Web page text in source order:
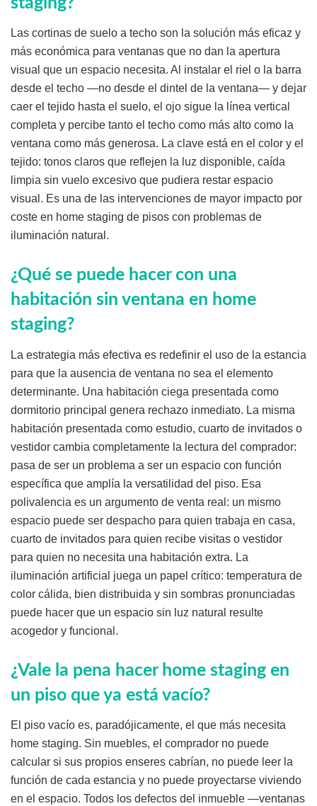
Las cortinas de suelo a techo son la solución más eficaz y
más económica para ventanas que no dan la apertura
visual que un espacio necesita. Al instalar el riel o la barra
desde el techo —no desde el dintel de la ventana— y dejar
caer el tejido hasta el suelo, el ojo sigue la línea vertical
completa y percibe tanto el techo como más alto como la
ventana como más generosa. La clave está en el color y el
tejido: tonos claros que reflejen la luz disponible, caída
limpia sin vuelo excesivo que pudiera restar espacio
visual. Es una de las intervenciones de mayor impacto por
coste en home staging de pisos con problemas de
iluminación natural.
¿Qué se puede hacer con una
habitación sin ventana en home
staging?
La estrategia más efectiva es redefinir el uso de la estancia
para que la ausencia de ventana no sea el elemento
determinante. Una habitación ciega presentada como
dormitorio principal genera rechazo inmediato. La misma
habitación presentada como estudio, cuarto de invitados o
vestidor cambia completamente la lectura del comprador:
pasa de ser un problema a ser un espacio con función
específica que amplía la versatilidad del piso. Esa
polivalencia es un argumento de venta real: un mismo
espacio puede ser despacho para quien trabaja en casa,
cuarto de invitados para quien recibe visitas o vestidor
para quien no necesita una habitación extra. La
iluminación artificial juega un papel crítico: temperatura de
color cálida, bien distribuida y sin sombras pronunciadas
puede hacer que un espacio sin luz natural resulte
acogedor y funcional.
¿Vale la pena hacer home staging en
un piso que ya está vacío?
El piso vacío es, paradójicamente, el que más necesita
home staging. Sin muebles, el comprador no puede
calcular si sus propios enseres cabrían, no puede leer la
función de cada estancia y no puede proyectarse viviendo
en el espacio. Todos los defectos del inmueble —ventanas